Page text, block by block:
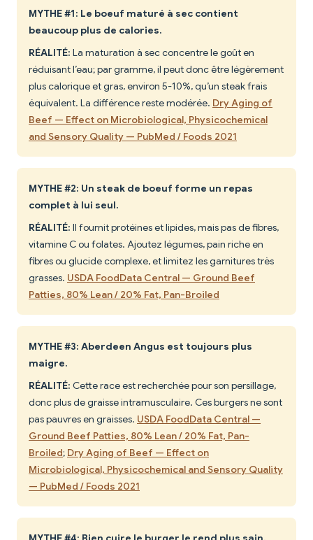
MYTHE #1: Le boeuf maturé à sec contient
beaucoup plus de calories.
RÉALITÉ: La maturation à sec concentre le goût en
réduisant l’eau; par gramme, il peut donc être légèrement
plus calorique et gras, environ 5-10%, qu’un steak frais
équivalent. La différence reste modérée. Dry Aging of
Beef — Effect on Microbiological, Physicochemical
and Sensory Quality — PubMed / Foods 2021
MYTHE #2: Un steak de boeuf forme un repas
complet à lui seul.
RÉALITÉ: Il fournit protéines et lipides, mais pas de fibres,
vitamine C ou folates. Ajoutez légumes, pain riche en
fibres ou glucide complexe, et limitez les garnitures très
grasses. USDA FoodData Central — Ground Beef
Patties, 80% Lean / 20% Fat, Pan-Broiled
MYTHE #3: Aberdeen Angus est toujours plus
maigre.
RÉALITÉ: Cette race est recherchée pour son persillage,
donc plus de graisse intramusculaire. Ces burgers ne sont
pas pauvres en graisses. USDA FoodData Central —
Ground Beef Patties, 80% Lean / 20% Fat, Pan-
Broiled; Dry Aging of Beef — Effect on
Microbiological, Physicochemical and Sensory Quality
— PubMed / Foods 2021